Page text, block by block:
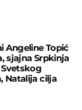
Angeline Topić
sjajna Srpkinja
Natalija cilja